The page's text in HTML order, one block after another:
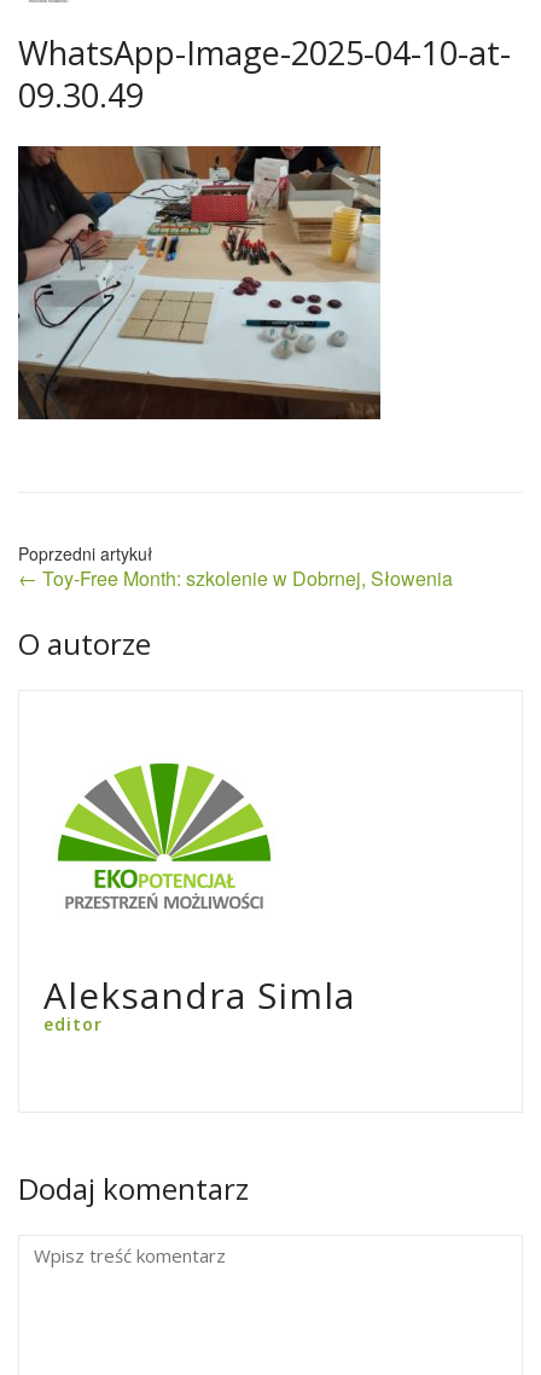
WhatsApp-Image-2025-04-10-at-
09.30.49
Nawigacja
wpisu
← Toy-Free Month: szkolenie w Dobrnej, Słowenia
O autorze
Aleksandra Simla
editor
Dodaj komentarz